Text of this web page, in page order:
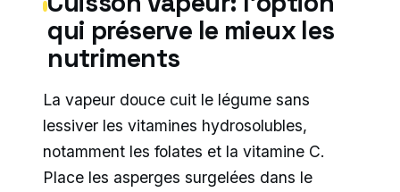
qui préserve le mieux les
nutriments
La vapeur douce cuit le légume sans
lessiver les vitamines hydrosolubles,
notamment les folates et la vitamine C.
Place les asperges surgelées dans le